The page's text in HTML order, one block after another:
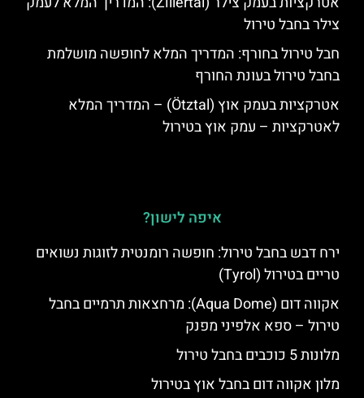
צילר בחבל טירול
חבל טירול בחורף: המדריך המלא לחופשה מושלמת
בחבל טירול בעונת החורף
אטרקציות בעמק אוץ (Ötztal) – המדריך המלא
לאטרקציות – עמק אוץ בטירול
איפה לישון?
ירח דבש בחבל טירול: חופשה רומנטית לזוגות נשואים
טריים בטירול (Tyrol)
אקווה דום (Aqua Dome): מרחצאות תרמיים בחבל
טירול – ספא אלפיני מפנק
מלונות 5 כוכבים בחבל טירול
מלון אקווה דום בחבל אוץ בטירול